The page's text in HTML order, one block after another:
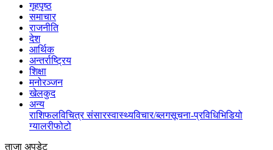
गृहपृष्ठ
समाचार
राजनीति
देश
आर्थिक
अन्तर्राष्ट्रिय
शिक्षा
मनोरञ्जन
खेलकुद
अन्य
राशिफलविचित्र संसारस्वास्थ्यविचार/ब्लगसूचना-प्रविधिभिडियो
ग्यालरीफोटो
ताजा अपडेट